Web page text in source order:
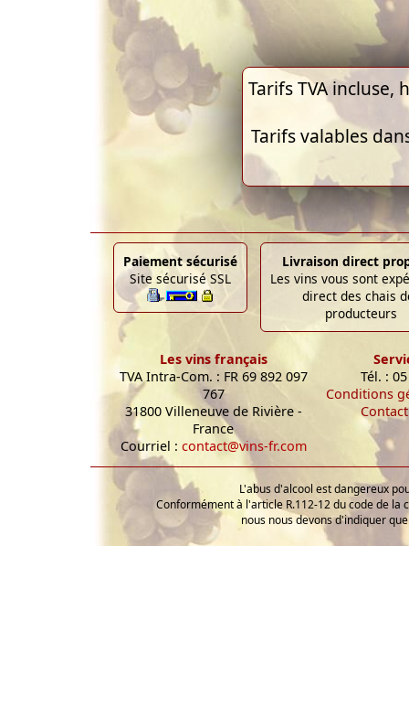
Tarifs TVA
Tarifs valables
Paiement sécurisé
Site sécurisé SSL
Livraison direct
Les vins vous sont
direct des chais
producteurs
Les vins français
TVA Intra-Com. : FR 69 892 097
767
31800 Villeneuve de Rivière -
France
Courriel : contact@vins-fr.com
Tél. :
Conditions
Contact
L'abus d'alcool est dangereux
Conformément à l'article R.112-12 du code de la
nous nous devons d'indiquer